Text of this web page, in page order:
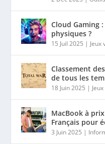
Cloud Gaming
physiques ?
15 Juil 2025 | Jeux
Classement
de tous les
18 Juin 2025 |
MacBook à
Français pour
3 Juin 2025 |